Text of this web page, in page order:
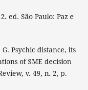
ed. São Paulo: Paz e
G. Psychic distance, its
of SME decision
v. 49, n. 2, p.